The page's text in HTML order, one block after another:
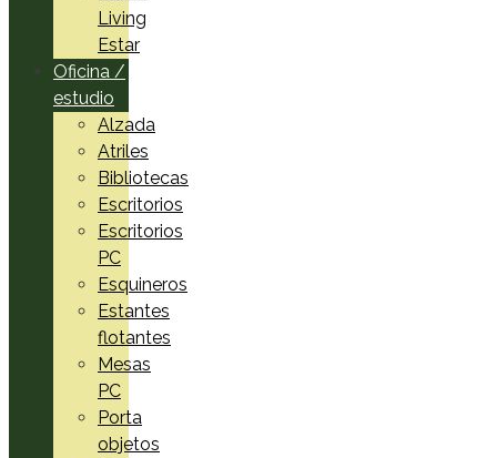
Living
Estar
Oficina /
estudio
Alzada
Atriles
Bibliotecas
Escritorios
Escritorios
PC
Esquineros
Estantes
flotantes
Mesas
PC
Porta
objetos